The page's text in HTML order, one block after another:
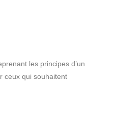
les principes d’un
ceux qui souhaitent